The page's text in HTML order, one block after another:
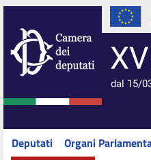
dal 15/
Deputati Organi